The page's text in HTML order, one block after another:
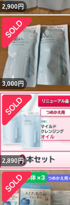
2,900円
3,000円
2,890 円